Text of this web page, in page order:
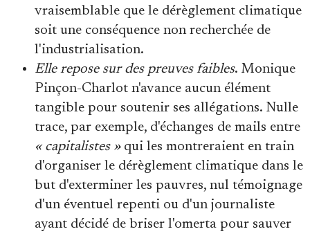
vraisemblable que le dérèglement climatique
soit une conséquence non recherchée de
l'industrialisation.
Elle repose sur des preuves faibles. Monique
Pinçon-Charlot n'avance aucun élément
tangible pour soutenir ses allégations. Nulle
trace, par exemple, d'échanges de mails entre
« capitalistes »qui les montreraient en train
d'organiser le dérèglement climatique dans le
but d'exterminer les pauvres, nul témoignage
d'un éventuel repenti ou d'un journaliste
ayant décidé de briser l'omerta pour sauver